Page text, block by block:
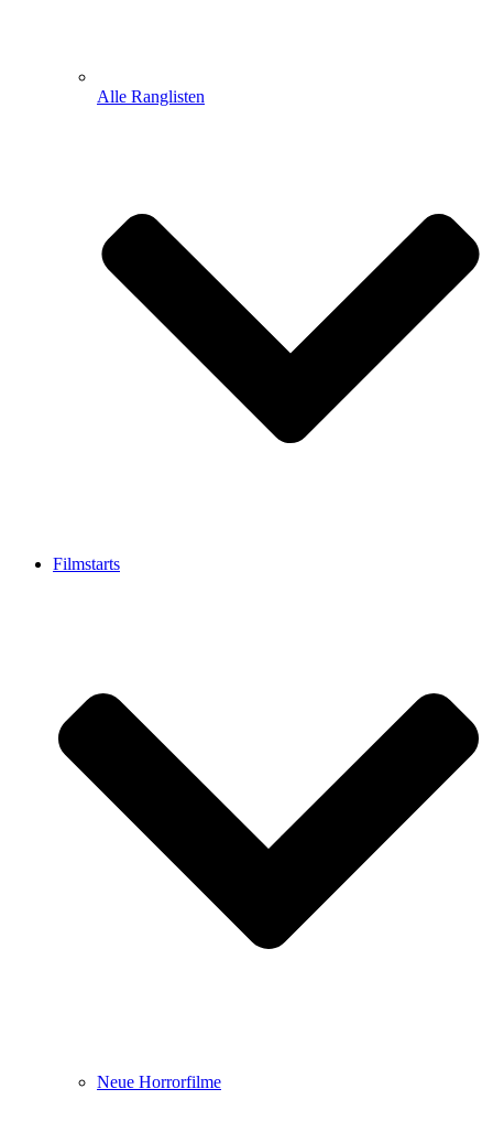
Alle Ranglisten
Filmstarts
Neue Horrorfilme